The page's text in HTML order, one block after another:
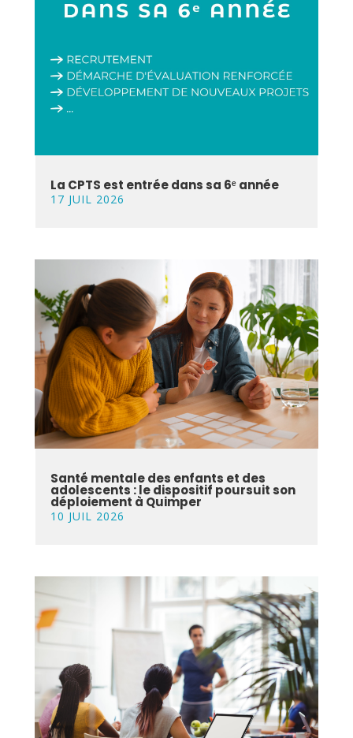
La CPTS est entrée dans sa 6ᵉ année
17 JUIL 2026
Santé mentale des enfants et des
adolescents : le dispositif poursuit son
déploiement à Quimper
10 JUIL 2026